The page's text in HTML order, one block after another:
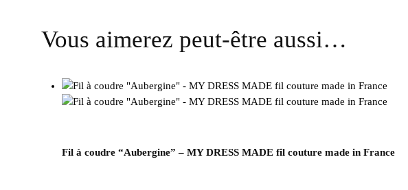
Vous aimerez peut-être aussi…
Fil à coudre “Aubergine” – MY DRESS MADE fil couture made in France